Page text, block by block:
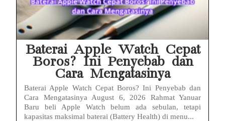
Baterai Apple Watch Cepat
Boros? Ini Penyebab dan
Cara Mengatasinya
Baterai Apple Watch Cepat Boros? Ini Penyebab dan
Cara Mengatasinya August 6, 2026 Rahmat Yanuar
Baru beli Apple Watch belum ada sebulan, tetapi
kapasitas maksimal baterai (Battery Health) di menu...